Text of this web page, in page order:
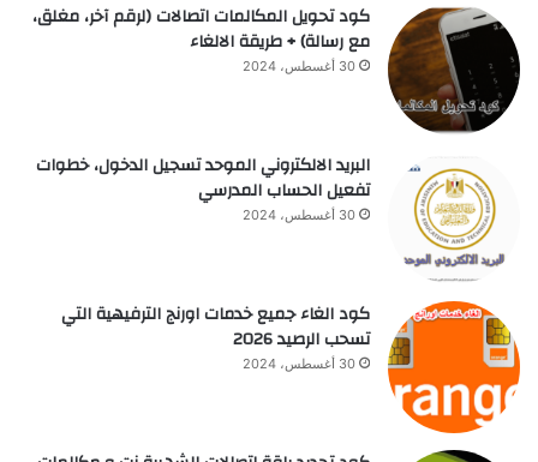
كود تحويل المكالمات اتصالات (لرقم آخر، مغلق،
مع رسالة) + طريقة الالغاء
30 أغسطس، 2024
البريد الالكتروني الموحد تسجيل الدخول، خطوات
تفعيل الحساب المدرسي
30 أغسطس، 2024
كود الغاء جميع خدمات اورنج الترفيهية التي
تسحب الرصيد 2026
30 أغسطس، 2024